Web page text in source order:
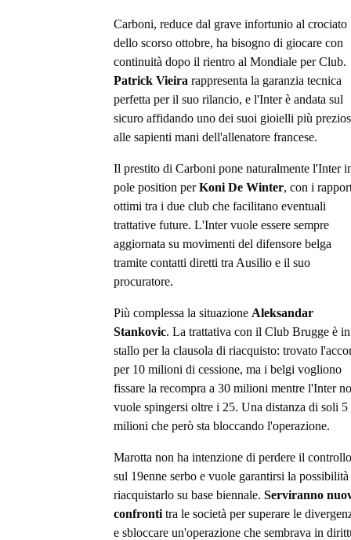
Carboni, reduce dal grave infortunio al crociato
dello scorso ottobre, ha bisogno di giocare con
continuità dopo il rientro al Mondiale per Club.
Patrick Vieira rappresenta la garanzia tecnica
perfetta per il suo rilancio, e l'Inter è andata sul
sicuro affidando uno dei suoi gioielli più
alle sapienti mani dell'allenatore francese.
Il prestito di Carboni pone naturalmente l'Inter
pole position perKoni De Winter, con i
ottimi tra i due club che facilitano eventuali
trattative future. L'Inter vuole essere sempre
aggiornata su movimenti del difensore belga
tramite contatti diretti tra Ausilio e il suo
procuratore.
Più complessa la situazione Aleksandar
Stankovic. La trattativa con il Club Brugge è in
stallo per la clausola di riacquisto: trovato
per 10 milioni di cessione, ma i belgi vogliono
fissare la recompra a 30 milioni mentre l'Inter
vuole spingersi oltre i 25. Una distanza di soli 5
milioni che però sta bloccando l'operazione.
Marotta non ha intenzione di perdere il controllo
sul 19enne serbo e vuole garantirsi la
riacquistarlo su base biennale. Serviranno
confronti tra le società per superare le
e sbloccare un'operazione che sembrava in